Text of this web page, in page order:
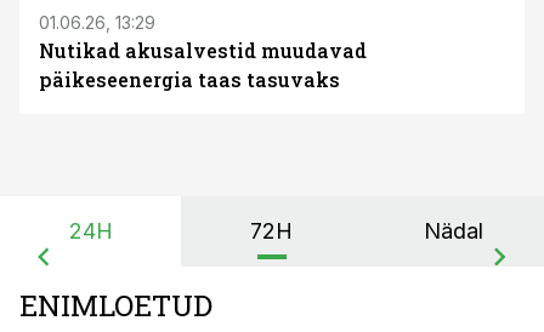
01.06.26, 13:29
Nutikad akusalvestid muudavad
päikeseenergia taas tasuvaks
24H 72H Nädal
ENIMLOETUD